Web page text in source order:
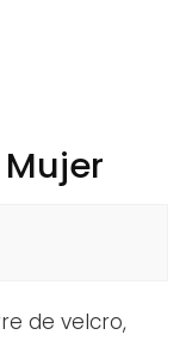
de velcro,